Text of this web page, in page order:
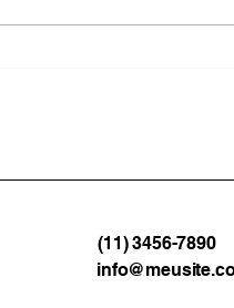
(11) 3456-7890